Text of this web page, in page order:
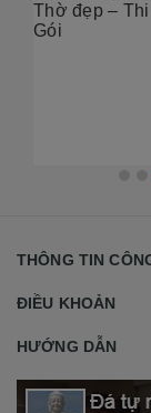
Thi Công
THÔNG TIN
ĐIỀU KHOẢN
HƯỚNG DẪN